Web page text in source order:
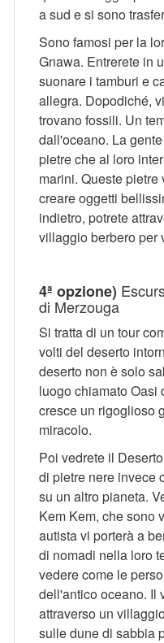
a sud e si sono
Sono famosi per la
Gnawa. Entrerete in
suonare i tamburi e
allegra. Dopodiché,
trovano fossili. Un
dall'oceano. La
pietre che al loro
marini. Queste
creare oggetti
indietro, potrete
villaggio berbero per
4ª opzione)
di Merzouga
Si tratta di un tour
volti del deserto
deserto non è solo
luogo chiamato Oasi
cresce un rigoglioso
miracolo.
Poi vedrete il
di pietre nere invece
su un altro pianeta.
Kem Kem, che sono
autista vi porterà a
di nomadi nella loro
vedere come le
dell'antico oceano. Il
attraverso un
sulle dune di sabbia